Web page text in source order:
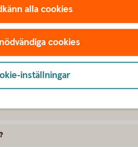
alla cookies
cookies
inställningar